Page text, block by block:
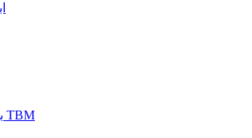
برش های شیلد برش های TBM